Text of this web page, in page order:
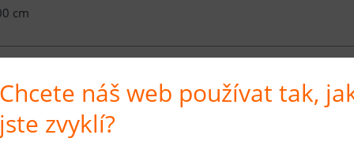
cm
info
koberců Colora bude jistě zajímat ty, kteří hledají klasické vzory a
Chcete náš web používat tak,
jste zvyklí?